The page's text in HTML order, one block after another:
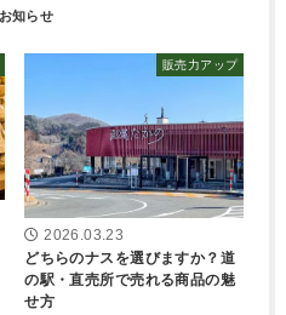
販売力アップ
2026.03.23
どちらのナスを選びますか？道
の駅・直売所で売れる商品の魅
せ方